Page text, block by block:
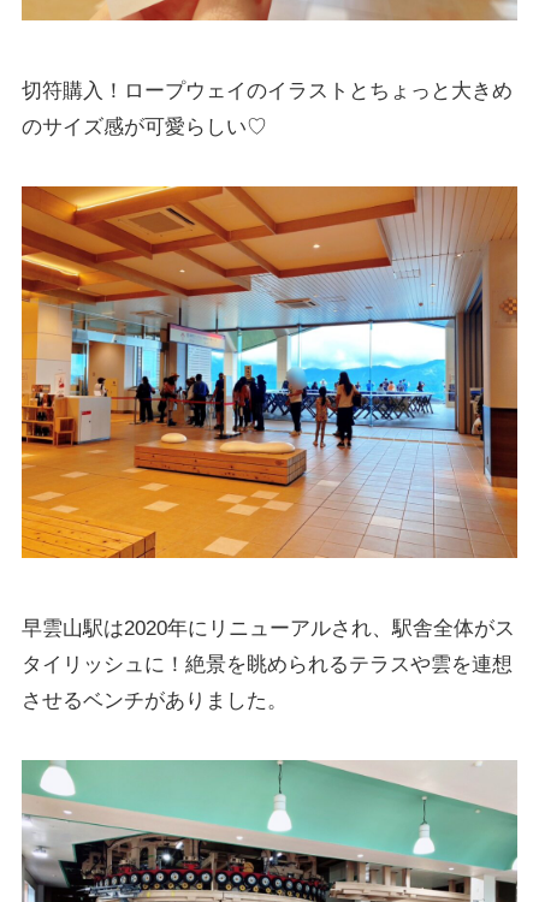
切符購入！ロープウェイのイラストとちょっと大きめ
のサイズ感が可愛らしい♡
早雲山駅は2020年にリニューアルされ、駅舎全体がス
タイリッシュに！絶景を眺められるテラスや雲を連想
させるベンチがありました。